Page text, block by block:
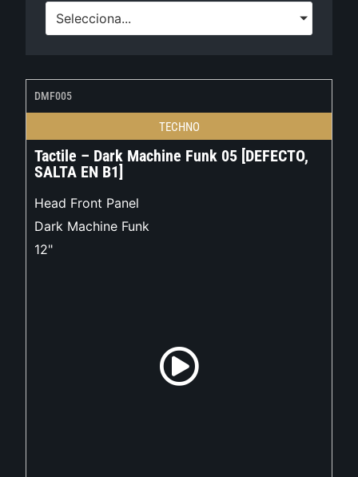
Selecciona...
DMF005
TECHNO
Tactile – Dark Machine Funk 05 [DEFECTO,
SALTA EN B1]
Head Front Panel
Dark Machine Funk
12"